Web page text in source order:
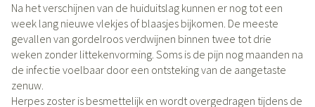
Na het verschijnen van de huiduitslag kunnen er nog tot een
week lang nieuwe vlekjes of blaasjes bijkomen. De meeste
gevallen van gordelroos verdwijnen binnen twee tot drie
weken zonder littekenvorming. Soms is de pijn nog maanden na
de infectie voelbaar door een ontsteking van de aangetaste
zenuw.
Herpes zoster is besmettelijk en wordt overgedragen tijdens de